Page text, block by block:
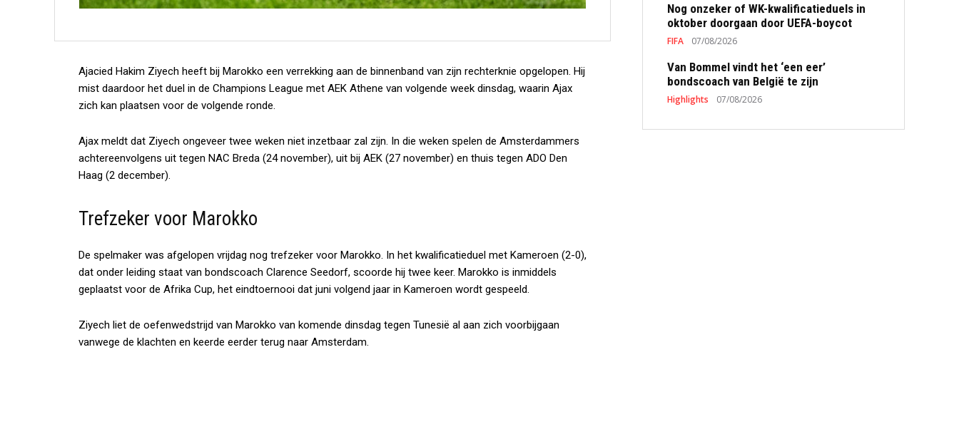
Ajacied Hakim Ziyech heeft bij Marokko een verrekking aan de binnenband van zijn rechterknie opgelopen. Hij
mist daardoor het duel in de Champions League met AEK Athene van volgende week dinsdag, waarin Ajax
zich kan plaatsen voor de volgende ronde.
Ajax meldt dat Ziyech ongeveer twee weken niet inzetbaar zal zijn. In die weken spelen de Amsterdammers
achtereenvolgens uit tegen NAC Breda (24 november), uit bij AEK (27 november) en thuis tegen ADO Den
Haag (2 december).
Trefzeker voor Marokko
De spelmaker was afgelopen vrijdag nog trefzeker voor Marokko. In het kwalificatieduel met Kameroen (2-0),
dat onder leiding staat van bondscoach Clarence Seedorf, scoorde hij twee keer. Marokko is inmiddels
geplaatst voor de Afrika Cup, het eindtoernooi dat juni volgend jaar in Kameroen wordt gespeeld.
Ziyech liet de oefenwedstrijd van Marokko van komende dinsdag tegen Tunesië al aan zich voorbijgaan
vanwege de klachten en keerde eerder terug naar Amsterdam.
Nog onzeker of WK-kwalificatieduels in
oktober doorgaan door UEFA-boycot
FIFA 07/08/2026
Van Bommel vindt het ‘een eer’
bondscoach van België te zijn
Highlights 07/08/2026